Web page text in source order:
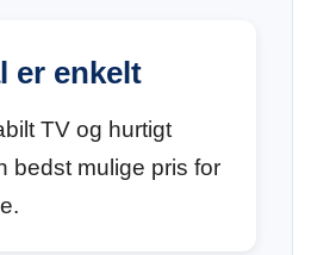
er enkelt
TV og hurtigt
bedst mulige pris for